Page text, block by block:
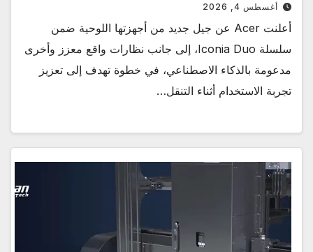
أغسطس 4, 2026
أعلنت Acer عن جيل جديد من أجهزتها اللوحية ضمن
سلسلة Iconia Duo، إلى جانب نظارات واقع معزز وأخرى
مدعومة بالذكاء الاصطناعي، في خطوة تهدف إلى تعزيز
تجربة الاستخدام أثناء التنقل…